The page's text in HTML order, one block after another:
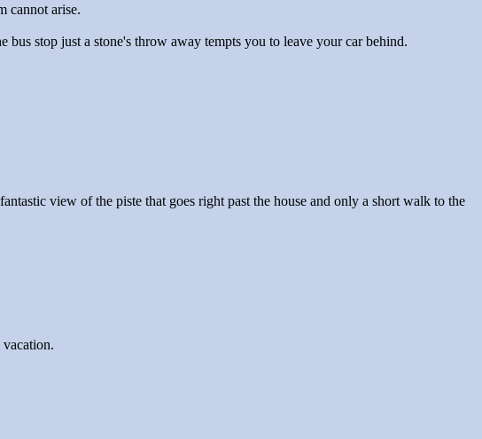
cannot arise.
stop just a stone's throw away tempts you to leave your car behind.
view of the piste that goes right past the house and only a short walk to the